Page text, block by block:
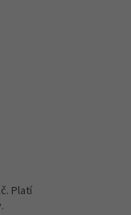
Platí